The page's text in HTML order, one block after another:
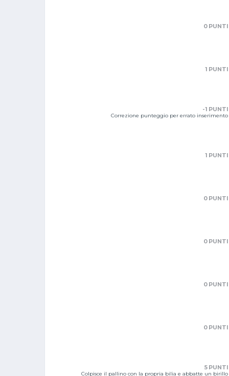
0 PUNTI
1 PUNTI
-1 PUNTI
Correzione punteggio per errato inserimento
1 PUNTI
0 PUNTI
0 PUNTI
0 PUNTI
0 PUNTI
5 PUNTI
Colpisce il pallino con la propria bilia e abbatte un birillo